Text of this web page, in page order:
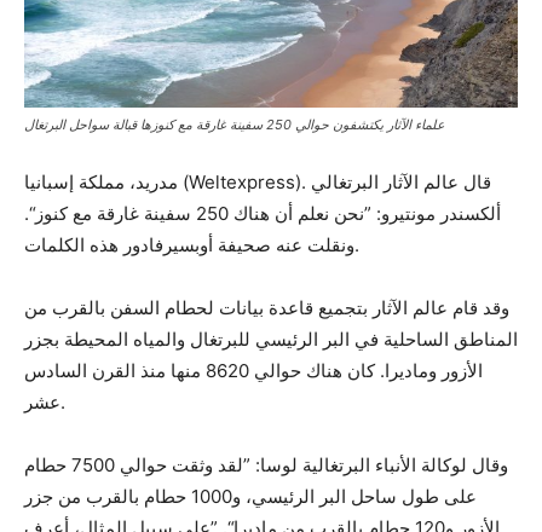
علماء الآثار يكتشفون حوالي 250 سفينة غارقة مع كنوزها قبالة سواحل البرتغال
مدريد، مملكة إسبانيا (Weltexpress). قال عالم الآثار البرتغالي
ألكسندر مونتيرو: ”نحن نعلم أن هناك 250 سفينة غارقة مع كنوز“.
ونقلت عنه صحيفة أوبسيرفادور هذه الكلمات.
وقد قام عالم الآثار بتجميع قاعدة بيانات لحطام السفن بالقرب من
المناطق الساحلية في البر الرئيسي للبرتغال والمياه المحيطة بجزر
الأزور وماديرا. كان هناك حوالي 8620 منها منذ القرن السادس
عشر.
وقال لوكالة الأنباء البرتغالية لوسا: ”لقد وثقت حوالي 7500 حطام
على طول ساحل البر الرئيسي، و1000 حطام بالقرب من جزر